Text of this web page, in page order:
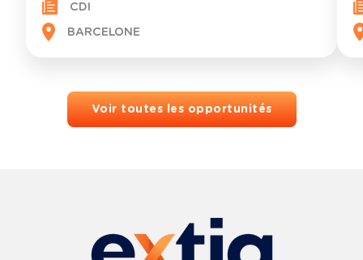
CDI
BARCELONE
Voir toutes les opportunités